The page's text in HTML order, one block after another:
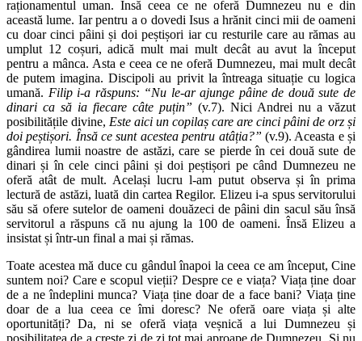
raționamentul uman. Însă ceea ce ne oferă Dumnezeu nu e din
această lume. Iar pentru a o dovedi Isus a hrănit cinci mii de oameni
cu doar cinci pâini și doi peștișori iar cu resturile care au rămas au
umplut 12 coșuri, adică mult mai mult decât au avut la început
pentru a mânca. Asta e ceea ce ne oferă Dumnezeu, mai mult decât
de putem imagina. Discipoli au privit la întreaga situație cu logica
umană. Filip i-a răspuns: “Nu le-ar ajunge pâine de două sute de
dinari ca să ia fiecare câte puțin” (v.7). Nici Andrei nu a văzut
posibilitățile divine, Este aici un copilaș care are cinci pâini de orz și
doi peștișori. Însă ce sunt acestea pentru atâția?” (v.9). Aceasta e și
gândirea lumii noastre de astăzi, care se pierde în cei două sute de
dinari și în cele cinci pâini și doi peștișori pe când Dumnezeu ne
oferă atât de mult. Același lucru l-am putut observa și în prima
lectură de astăzi, luată din cartea Regilor. Elizeu i-a spus servitorului
său să ofere sutelor de oameni douăzeci de pâini din sacul său însă
servitorul a răspuns că nu ajung la 100 de oameni. Însă Elizeu a
insistat și într-un final a mai și rămas.
Toate acestea mă duce cu gândul înapoi la ceea ce am început, Cine
suntem noi? Care e scopul vieții? Despre ce e viața? Viața ține doar
de a ne îndeplini munca? Viața ține doar de a face bani? Viața ține
doar de a lua ceea ce îmi doresc? Ne oferă oare viața și alte
oportunități? Da, ni se oferă viața veșnică a lui Dumnezeu și
posibilitatea de a crește zi de zi tot mai aproape de Dumnezeu. Și nu